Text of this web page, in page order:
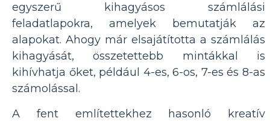
egyszerű kihagyásos számlálási
feladatlapokra, amelyek bemutatják az
alapokat. Ahogy már elsajátította a számlálás
kihagyását, összetettebb mintákkal is
kihívhatja őket, például 4-es, 6-os, 7-es és 8-as
számolással.
A fent említettekhez hasonló kreatív